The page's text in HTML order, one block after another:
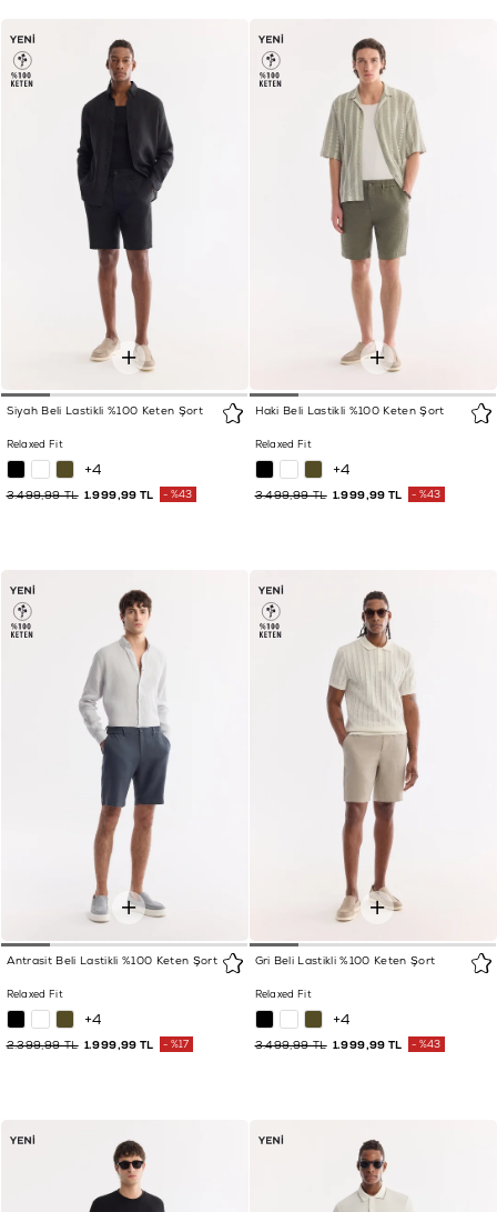
Siyah Beli Lastikli %100 Keten Şort
Relaxed Fit
+4
1.999,99 TL
3.499,99 TL %43
Haki Beli Lastikli %100 Keten Şort
Relaxed Fit
+4
1.999,99 TL
3.499,99 TL %43
Antrasit Beli Lastikli %100 Keten Şort
Relaxed Fit
+4
1.999,99 TL
2.399,99 TL %17
Gri Beli Lastikli %100 Keten Şort
Relaxed Fit
+4
1.999,99 TL
3.499,99 TL %43